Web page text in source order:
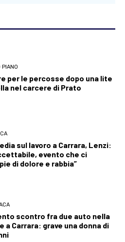
PIANO
per le percosse dopo una lite
nel carcere di Prato
sul lavoro a Carrara, Lenzi:
evento che ci
di dolore e rabbia”
scontro fra due auto nella
a Carrara: grave una donna di